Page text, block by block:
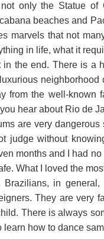
only the Statue of
beaches and
marvels that not
in life, what it
the end. There is a
neighborhood
from the well-known
hear about Rio de
are very
judge without
months and I had
What I loved the
Brazilians, in
They are very
There is always
learn how to dance